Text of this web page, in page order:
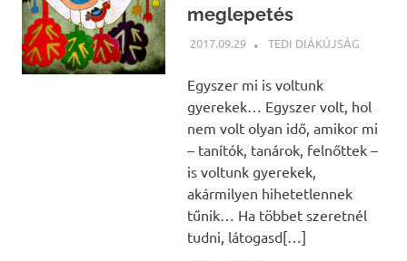
meglepetés
2017.09.29 NBEA
TEDI DIÁKÚJSÁG
Egyszer mi is voltunk
gyerekek… Egyszer volt, hol
nem volt olyan idő, amikor mi
– tanítók, tanárok, felnőttek –
is voltunk gyerekek,
akármilyen hihetetlennek
tűnik… Ha többet szeretnél
tudni, látogasd[…]